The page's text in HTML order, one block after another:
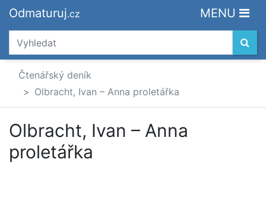
Odmaturuj.cz MENU
Čtenářský deník
Olbracht, Ivan – Anna proletářka
Olbracht, Ivan – Anna
proletářka